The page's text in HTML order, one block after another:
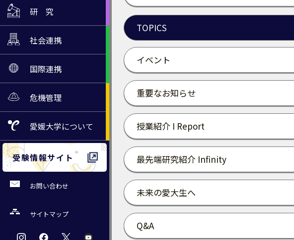
研 究
社会連携
国際連携
危機管理
愛媛大学について
受験情報サイト
お問い合わせ
サイトマップ
TOPICS
イベント
重要なお知らせ
授業紹介 I Report
最先端研究紹介 Infinity
未来の愛大生へ
Q&A